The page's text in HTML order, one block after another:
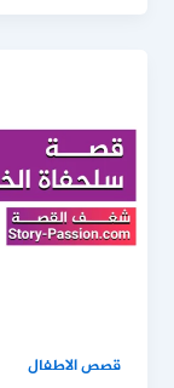
قصص الاطفال